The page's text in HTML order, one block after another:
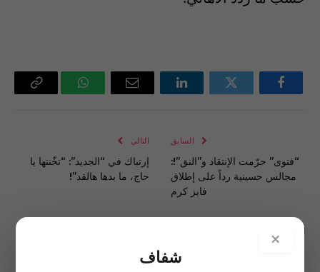
فيسبوك تويتر لينكدإن
البريد
واتساب Copy
السابق
“فتوى” حرّمت الإنتقاد و”النق”!:
مجالس حسينية رداً على إطلاق
فايز كرم
التالي
إرتباك في “الجديد”: “تخّنتها يا
حاج، ما بدها هالقد”!
×
شفاف